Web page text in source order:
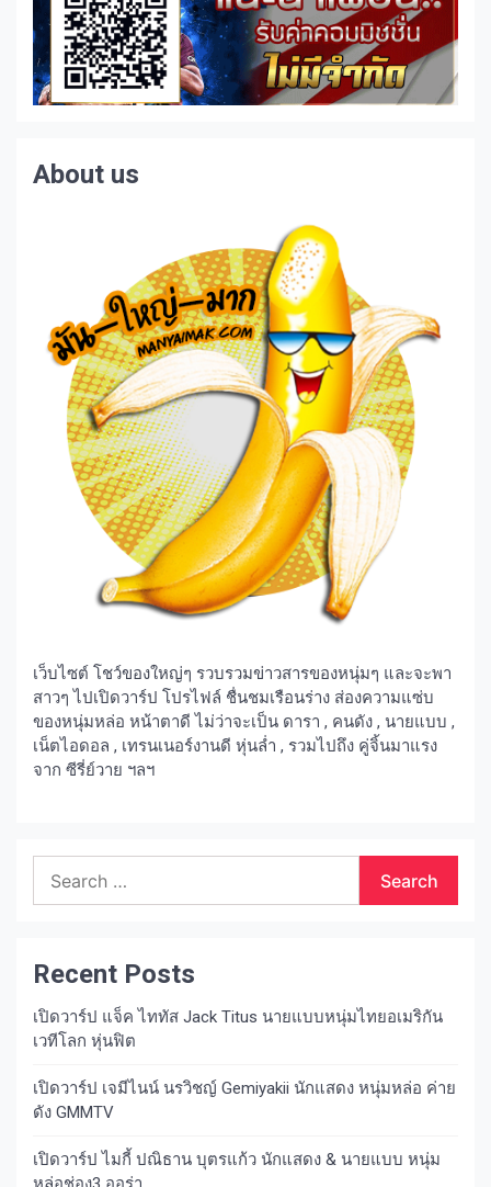
About us
เว็บไซต์ โชว์ของใหญ่ๆ รวบรวมข่าวสารของหนุ่มๆ และจะพา
สาวๆ ไปเปิดวาร์ป โปรไฟล์ ชื่นชมเรือนร่าง ส่องความแซ่บ
ของหนุ่มหล่อ หน้าตาดี ไม่ว่าจะเป็น ดารา , คนดัง , นายแบบ ,
เน็ตไอดอล , เทรนเนอร์งานดี หุ่นล่ำ , รวมไปถึง คู่จิ้นมาแรง
จาก ซีรี่ย์วาย ฯลฯ
for:
Recent Posts
เปิดวาร์ป แจ็ค ไททัส Jack Titus นายแบบหนุ่มไทยอเมริกัน
เวทีโลก หุ่นฟิต
เปิดวาร์ป เจมีไนน์ นรวิชญ์ Gemiyakii นักแสดง หนุ่มหล่อ ค่าย
ดัง GMMTV
เปิดวาร์ป ไมกี้ ปณิธาน บุตรแก้ว นักแสดง & นายแบบ หนุ่ม